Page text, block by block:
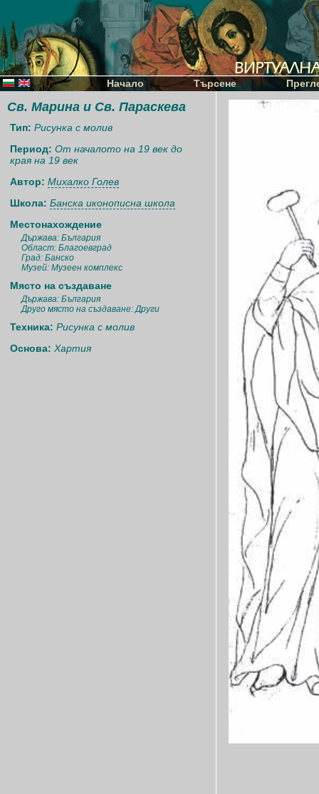
Начало Търсене
Св. Марина и Св. Параскева
Тип: Рисунка с молив
Период: От началото на 19 век до
края на 19 век
Автор: Михалко Голев
Школа: Банска иконописна школа
Местонахождение
Държава: България
Област: Благоевград
Град: Банско
Музей: Музеен комплекс
Място на създаване
Държава: България
Друго място на създаване: Други
Техника: Рисунка с молив
Основа: Хартия